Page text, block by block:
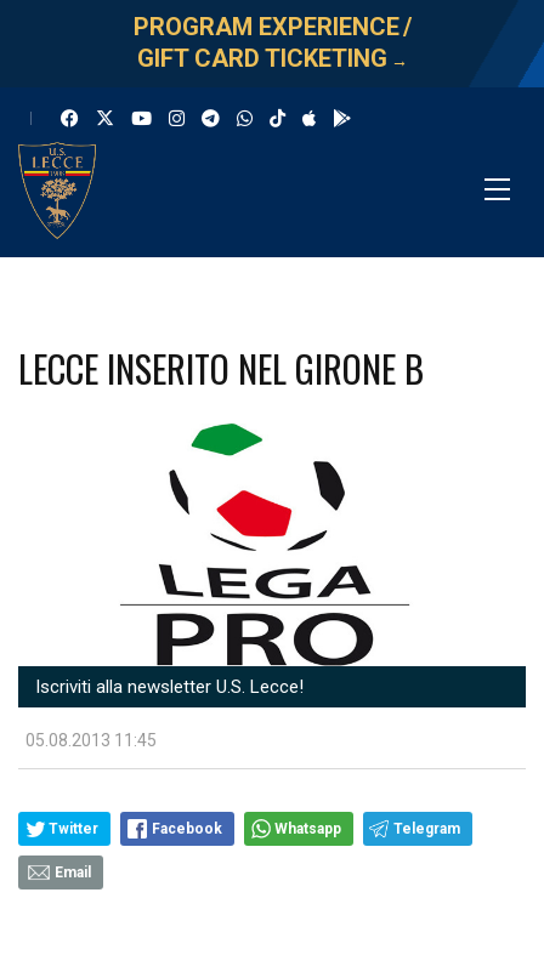
PROGRAM EXPERIENCE/
GIFT CARD TICKETING →
LECCE INSERITO NEL GIRONE B
Iscriviti alla newsletter U.S. Lecce!
05.08.2013 11:45
Twitter Facebook Whatsapp Telegram
Email